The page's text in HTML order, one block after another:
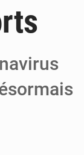
la COLDEFF